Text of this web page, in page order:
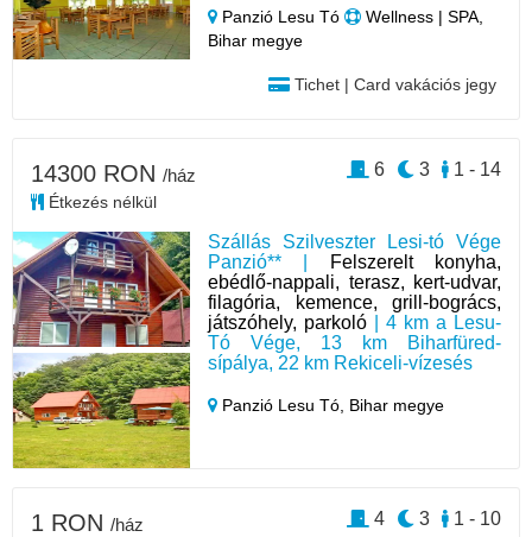
Panzió Lesu Tó
Wellness | SPA,
Bihar megye
Tichet | Card vakációs jegy
Szállás Szilveszter Lesi-tó Vége
Panzió** |
Felszerelt konyha,
ebédlő-nappali, terasz, kert-udvar,
filagória, kemence, grill-bogrács,
játszóhely, parkoló | 4 km a Lesu-
Tó Vége, 13 km Biharfüred-
sípálya, 22 km Rekiceli-vízesés
Panzió Lesu Tó, Bihar megye
14300 RON /ház
Étkezés nélkül
1 - 14
3
6
1 RON /ház 1 - 10
3
4